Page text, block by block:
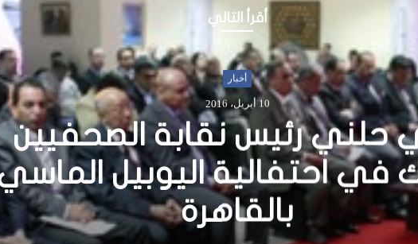
أقرأ التالي
أخبار
آل مكتوم الخيرية.. تضع طلاب
على أعتاب المستقبل